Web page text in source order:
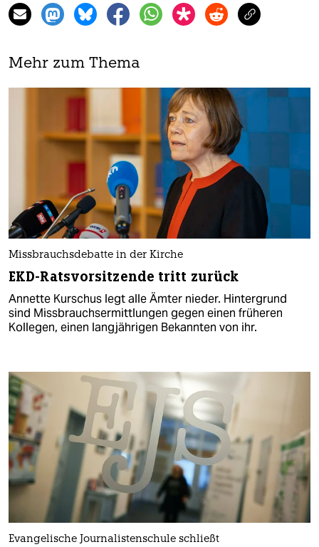
Mehr zum Thema
Missbrauchsdebatte in der Kirche
EKD-Ratsvorsitzende tritt zurück
Annette Kurschus legt alle Ämter nieder. Hintergrund
sind Missbrauchsermittlungen gegen einen früheren
Kollegen, einen langjährigen Bekannten von ihr.
Evangelische Journalistenschule schließt